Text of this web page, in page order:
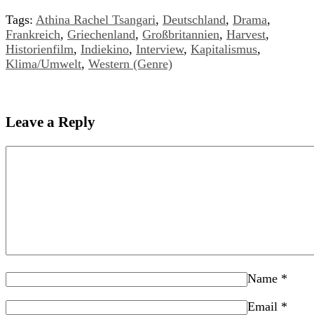
Tags: Athina Rachel Tsangari, Deutschland, Drama,
Frankreich, Griechenland, Großbritannien, Harvest,
Historienfilm, Indiekino, Interview, Kapitalismus,
Klima/Umwelt, Western (Genre)
Leave a Reply
Name *
Email *